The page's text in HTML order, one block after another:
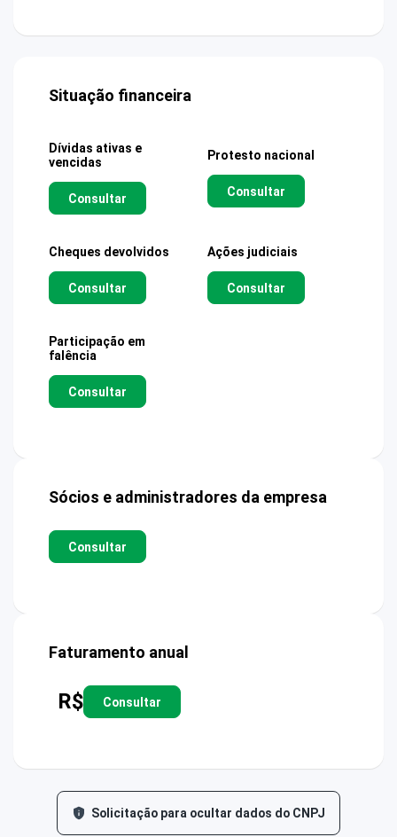
Situação financeira
Dívidas ativas e
vencidas
Consultar
Protesto nacional
Consultar
Cheques devolvidos
Consultar
Ações judiciais
Consultar
Participação em
falência
Consultar
Sócios e administradores da empresa
Consultar
Faturamento anual
R$ Consultar
Solicitação para ocultar dados do CNPJ